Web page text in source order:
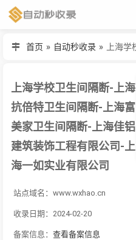
首页 » 自动秒收录 »
上海学校卫生间隔断-上海
抗倍特卫生间隔断-上海富
美家卫生间隔断-上海佳铝
建筑装饰工程有限公司-上
海一如实业有限公司
站点域名：www.wxhao.cn
收录日期：2024-02-20
备案信息： 查看备案信息